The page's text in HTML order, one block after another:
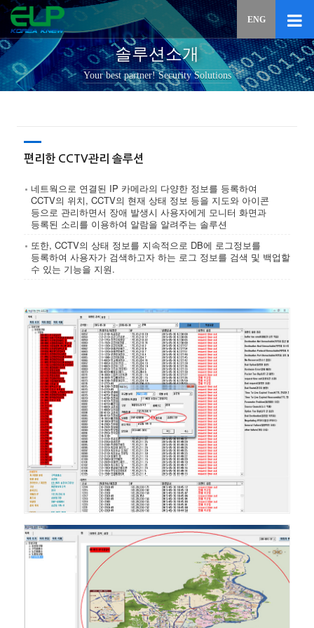
이메
답변
등록
시
답변이
ENG
솔루션소개
Your best partner! Security Solutions
편리한 CCTV관리 솔루션
네트웍으로 연결된 IP 카메라의 다양한 정보를 등록하여
CCTV의 위치, CCTV의 현재 상태 정보 등을 지도와 아이콘
등으로 관리하면서 장애 발생시 사용자에게 모니터 화면과
등록된 소리를 이용하여 알람을 알려주는 솔루션
또한, CCTV의 상태 정보를 지속적으로 DB에 로그정보를
등록하여 사용자가 검색하고자 하는 로그 정보를 검색 및 백업할
수 있는 기능을 지원.